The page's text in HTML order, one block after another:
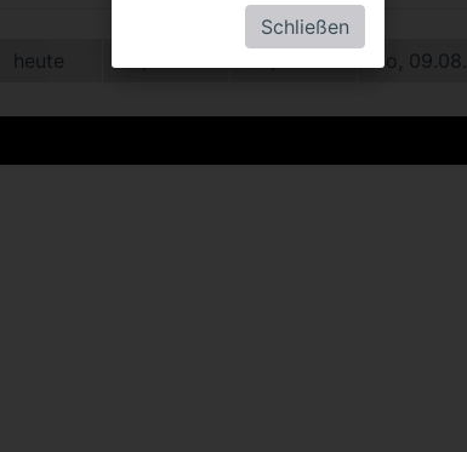
heute So, 09.08.
Schließen